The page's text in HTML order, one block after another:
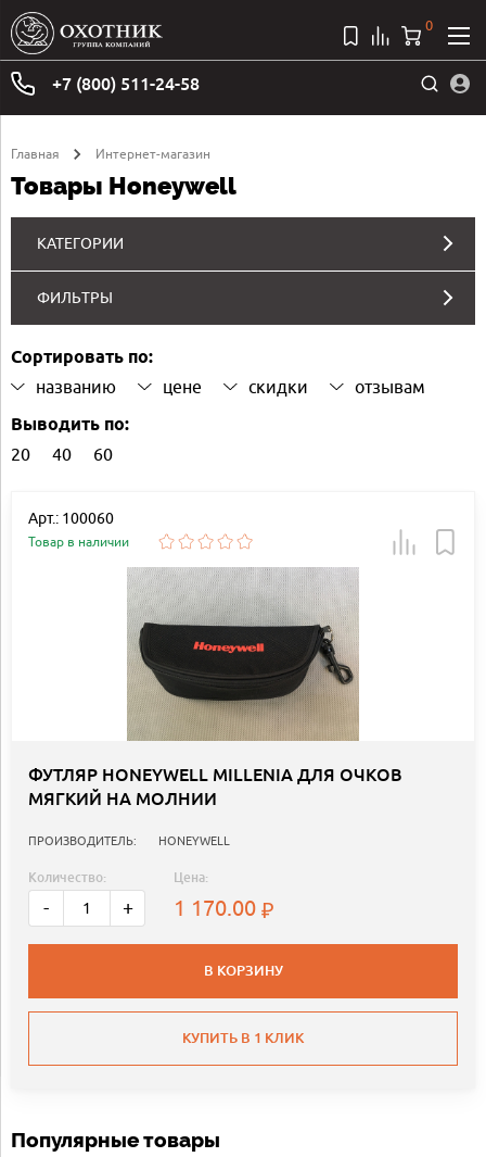
+7 (800) 511-24-58
0
Главная Интернет-магазин
Товары Honeywell
КАТЕГОРИИ
ФИЛЬТРЫ
Сортировать по:
названию цене скидки отзывам
Выводить по:
20 40 60
Арт.: 100060
Товар в наличии
ФУТЛЯР HONEYWELL MILLENIA ДЛЯ ОЧКОВ
МЯГКИЙ НА МОЛНИИ
ПРОИЗВОДИТЕЛЬ: HONEYWELL
Количество:
- +
Цена:
1 170.00
В КОРЗИНУ
КУПИТЬ В 1 КЛИК
Популярные товары